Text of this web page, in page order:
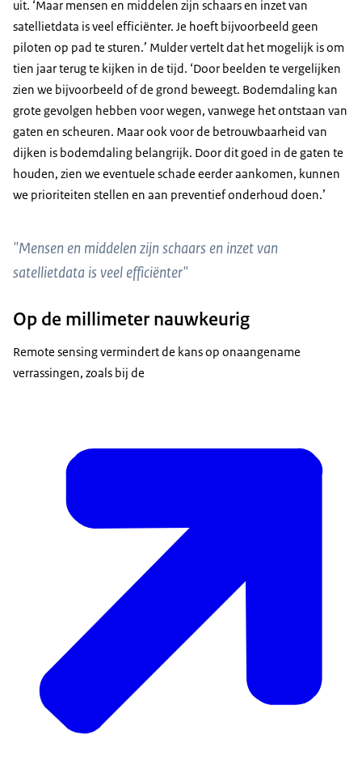
uit. ‘Maar mensen en middelen zijn schaars en inzet van
satellietdata is veel efficiënter. Je hoeft bijvoorbeeld geen
piloten op pad te sturen.’ Mulder vertelt dat het mogelijk is om
tien jaar terug te kijken in de tijd. ‘Door beelden te vergelijken
zien we bijvoorbeeld of de grond beweegt. Bodemdaling kan
grote gevolgen hebben voor wegen, vanwege het ontstaan van
gaten en scheuren. Maar ook voor de betrouwbaarheid van
dijken is bodemdaling belangrijk. Door dit goed in de gaten te
houden, zien we eventuele schade eerder aankomen, kunnen
we prioriteiten stellen en aan preventief onderhoud doen.’
"Mensen en middelen zijn schaars en inzet van
satellietdata is veel efficiënter"
Op de millimeter nauwkeurig
Remote sensing vermindert de kans op onaangename
verrassingen, zoals bij de